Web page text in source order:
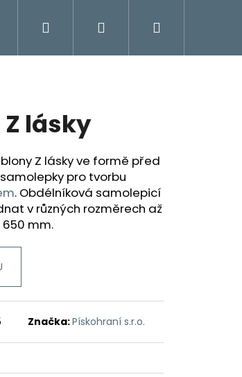
Přihlášení
lásky
Z lásky ve formě před
pro tvorbu
. Obdélníková samolepicí
v různých rozměrech až
mm.
Značka:Pískohraní s.r.o.